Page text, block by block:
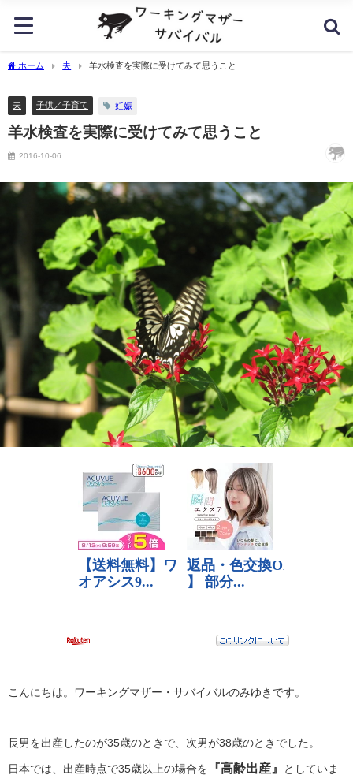
ホーム 夫 羊水検査を実際に受けてみて思うこと
夫 子供／子育て 妊娠
羊水検査を実際に受けてみて思うこと
2016-10-06
こんにちは。ワーキングマザー・サバイバルのみゆきです。
長男を出産したのが35歳のときで、次男が38歳のときでした。
日本では、出産時点で35歳以上の場合を 『高齢出産』
としていま